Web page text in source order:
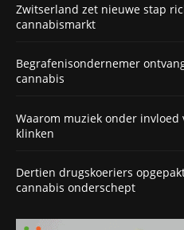
Zwitserland zet nieuwe stap
cannabismarkt
Begrafenisondernemer
cannabis
Waarom muziek onder
klinken
Dertien drugskoeriers
cannabis onderschept